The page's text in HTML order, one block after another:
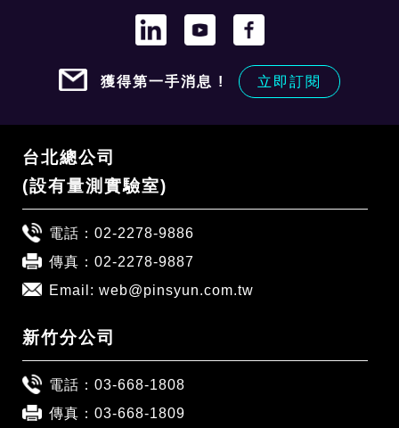
獲得第一手消息 ! 立即訂閱
台北總公司
(設有量測實驗室)
電話： 02-2278-9886
傳真：02-2278-9887
Email: web@pinsyun.com.tw
新竹分公司
電話： 03-668-1808
傳真：03-668-1809